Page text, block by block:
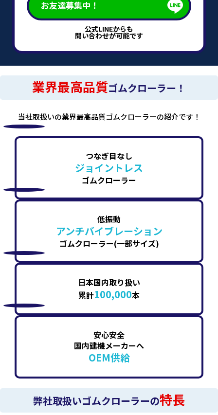
お友達募集中！
公式LINEからも
問い合わせが可能です
業界最高品質ゴムクローラー！
当社取扱いの業界最高品質ゴムクローラーの紹介です！
つなぎ目なし
ジョイントレス
ゴムクローラー
低振動
アンチバイブレーション
ゴムクローラー(一部サイズ)
日本国内取り扱い
累計100,000本
安心安全
国内建機メーカーへ
OEM供給
弊社取扱いゴムクローラーの特長